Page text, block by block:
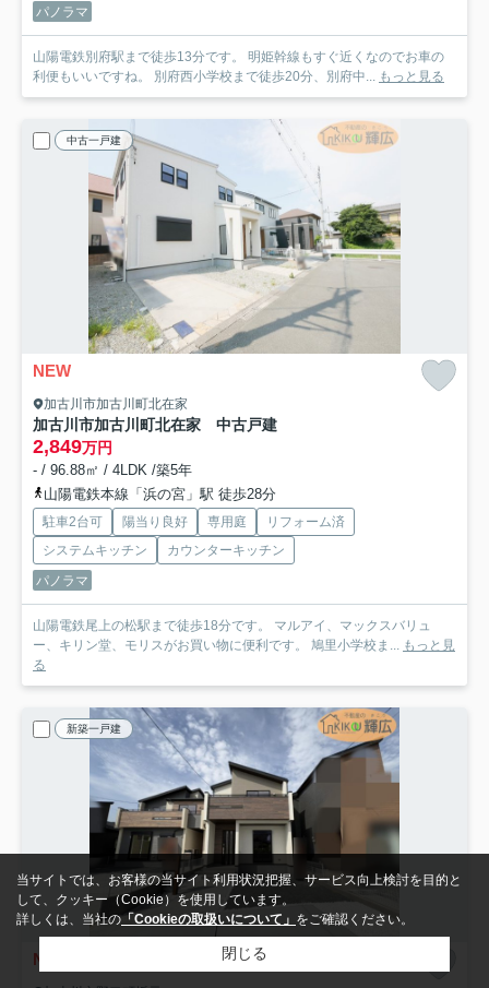
パノラマ
山陽電鉄別府駅まで徒歩13分です。 明姫幹線もすぐ近くなのでお車の
利便もいいですね。 別府西小学校まで徒歩20分、別府中...
もっと見る
中古一戸建
NEW
加古川市加古川町北在家
加古川市加古川町北在家 中古戸建
2,849万円
- / 96.88㎡ / 4LDK /築5年
山陽電鉄本線「浜の宮」駅 徒歩28分
駐車2台可 陽当り良好 専用庭
リフォーム済
システムキッチン
カウンターキッチン
パノラマ
山陽電鉄尾上の松駅まで徒歩18分です。 マルアイ、マックスバリュ
ー、キリン堂、モリスがお買い物に便利です。 鳩里小学校ま... もっと見
る
新築一戸建
NEW
当サイトでは、お客様の当サイト利用状況把握、サービス向上検討を目的と
して、クッキー（Cookie）を使用しています。
詳しくは、当社の「Cookieの取扱いについて」 をご確認ください。
閉じる